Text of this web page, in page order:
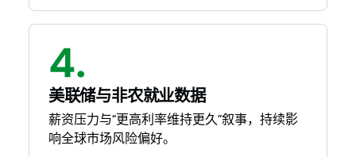
美联储与非农就业数据
薪资压力与“更高利率维持更久”叙事，持续影
响全球市场风险偏好。